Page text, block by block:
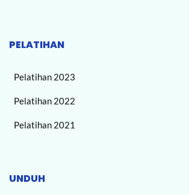
PELATIHAN
Pelatihan 2023
Pelatihan 2022
Pelatihan 2021
UNDUH